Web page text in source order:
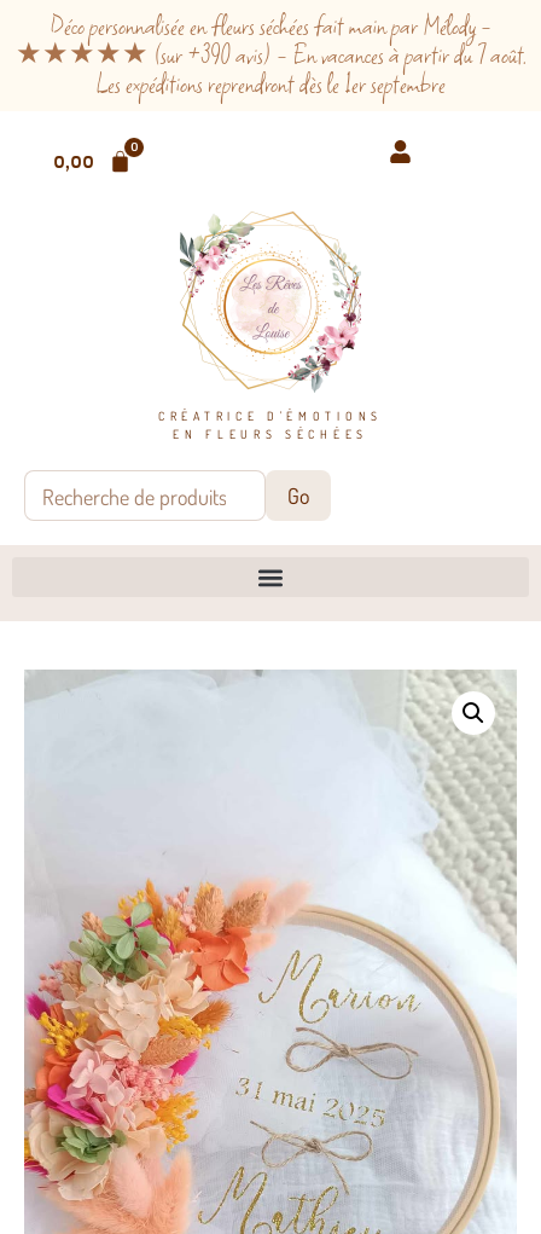
Déco personnalisée en fleurs séchées fait main par Mélody -
★★★★★ (sur +390 avis) - En vacances à partir du 7 août.
Les expéditions reprendront dès le 1er septembre
CRÉATRICE D'ÉMOTIONS
EN FLEURS SÉCHÉES
0,00
0